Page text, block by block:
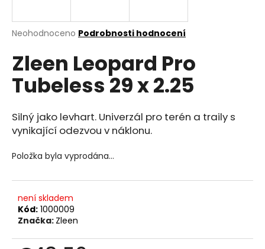
Průměrné
produktu
je
0.0
hvězdiček.
Neohodnoceno Podrobnosti hodnocení
Zleen Leopard Pro
Tubeless 29 x 2.25
Silný jako levhart. Univerzál pro terén a traily s
vynikající odezvou v náklonu.
Položka byla vyprodána…
není skladem
Kód: 1000009
Značka: Zleen
j
t
?
HLEDAT
o
p
o
r